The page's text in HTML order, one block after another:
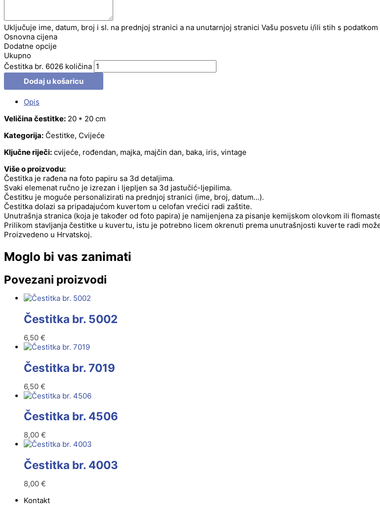
Uključuje ime, datum, broj i sl. na prednjoj stranici a na unutarnjoj stranici Vašu posvetu i/ili stih s
Osnovna cijena
Dodatne opcije
Ukupno
Čestitka br. 6026 količina
Dodaj u košaricu
Opis
Veličina čestitke: 20 * 20 cm
Kategorija: Čestitke, Cvijeće
Ključne riječi: cvijeće, rođendan, majka, majčin dan, baka, iris, vintage
Više o proizvodu:
Čestitka je rađena na foto papiru sa 3d detaljima.
Svaki elemenat ručno je izrezan i ljepljen sa 3d jastučić-ljepilima.
Čestitku je moguće personalizirati na prednjoj stranici (ime, broj, datum…).
Čestitka dolazi sa pripadajućom kuvertom u celofan vrećici radi zaštite.
Unutrašnja stranica (koja je također od foto papira) je namijenjena za pisanje kemijskom olovkom ili
Prilikom stavljanja čestitke u kuvertu, istu je potrebno licem okrenuti prema unutrašnjosti kuverte radi
Proizvedeno u Hrvatskoj.
Moglo bi vas zanimati
Povezani proizvodi
Čestitka br. 5002
6,50 €
Čestitka br. 7019
6,50 €
Čestitka br. 4506
8,00 €
Čestitka br. 4003
8,00 €
Kontakt